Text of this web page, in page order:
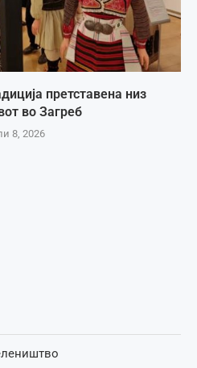
претставена низ
во Загреб
8, 2026